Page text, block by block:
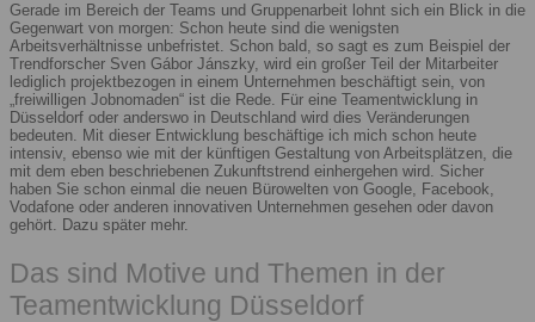
Gerade im Bereich der Teams und Gruppenarbeit lohnt sich ein Blick in die
Gegenwart von morgen: Schon heute sind die wenigsten
Arbeitsverhältnisse unbefristet. Schon bald, so sagt es zum Beispiel der
Trendforscher Sven Gábor Jánszky, wird ein großer Teil der Mitarbeiter
lediglich projektbezogen in einem Unternehmen beschäftigt sein, von
„freiwilligen Jobnomaden“ ist die Rede. Für eine Teamentwicklung in
Düsseldorf oder anderswo in Deutschland wird dies Veränderungen
bedeuten. Mit dieser Entwicklung beschäftige ich mich schon heute
intensiv, ebenso wie mit der künftigen Gestaltung von Arbeitsplätzen, die
mit dem eben beschriebenen Zukunftstrend einhergehen wird. Sicher
haben Sie schon einmal die neuen Bürowelten von Google, Facebook,
Vodafone oder anderen innovativen Unternehmen gesehen oder davon
gehört. Dazu später mehr.
Das sind Motive und Themen in der
Teamentwicklung Düsseldorf